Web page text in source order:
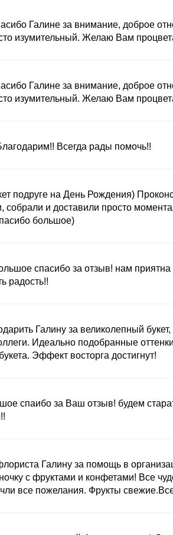
Галине за внимание, доброе
изумительный. Желаю Вам
Галине за внимание, доброе
изумительный. Желаю Вам
Всегда рады помочь!!
подруге на День Рождения)
собрали и доставили просто
большое)
спасибо за отзыв! нам
радость!!
Галину за великолепный
Идеально подобранные
Эффект восторга достигнут!
спаибо за Ваш отзыв! будем
Галину за помощь в
с фруктами и конфетами! Все
все пожелания. Фрукты